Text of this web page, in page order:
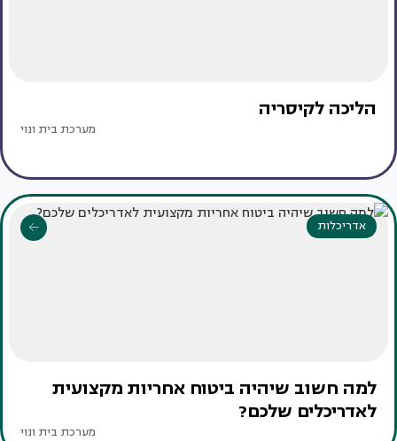
הליכה לקיסריה
מערכת בית ונוי
אדריכלות
למה חשוב שיהיה ביטוח אחריות מקצועית
לאדריכלים שלכם?
מערכת בית ונוי